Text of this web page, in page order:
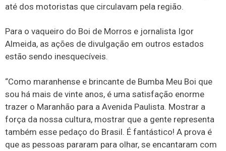
até dos motoristas que circulavam pela região.
Para o vaqueiro do Boi de Morros e jornalista Igor
Almeida, as ações de divulgação em outros estados
estão sendo inesquecíveis.
“Como maranhense e brincante de Bumba Meu Boi que
sou há mais de vinte anos, é uma satisfação enorme
trazer o Maranhão para a Avenida Paulista. Mostrar a
força da nossa cultura, mostrar que a gente representa
também esse pedaço do Brasil. É fantástico! A prova é
que as pessoas pararam para olhar, se encantaram com